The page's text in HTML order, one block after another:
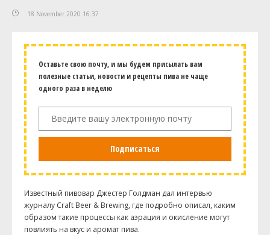
18 November 2020 16:37
Оставьте свою почту, и мы будем присылать вам
полезные статьи, новости и рецепты пива не чаще
одного раза в неделю
Подписаться
Известный пивовар Джестер Голдман дал интервью
журналу Craft Beer & Brewing, где подробно описал, каким
образом такие процессы как аэрация и окисление могут
повлиять на вкус и аромат пива.